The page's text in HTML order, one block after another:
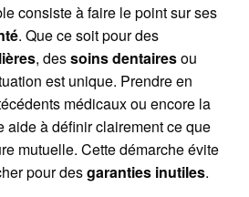
consiste à faire le point sur ses
. Que ce soit pour des
, dessoins dentairesou
est unique. Prendre en
médicaux ou encore la
aide à définir clairement ce que
mutuelle. Cette démarche évite
pour desgaranties inutiles.